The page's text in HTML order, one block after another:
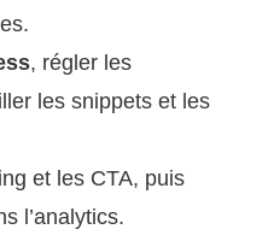
, régler les
les snippets et les
et les CTA, puis
l’analytics.